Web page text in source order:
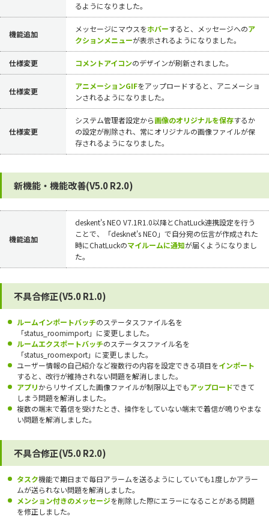
るようになりました。
機能追加
メッセージにマウスをホバーすると、メッセージへのア
クションメニューが表示されるようになりました。
仕様変更 コメントアイコンのデザインが刷新されました。
仕様変更
アニメーションGIFをアップロードすると、アニメーショ
ンされるようになりました。
仕様変更
システム管理者設定から画像のオリジナルを保存するか
の設定が削除され、常にオリジナルの画像ファイルが保
存されるようになりました。
新機能・機能改善(V5.0 R2.0)
機能追加
deskent's NEO V7.1R1.0以降とChatLuck連携設定を行う
ことで、「desknet's NEO」で自分宛の伝言が作成された
時にChatLuckのマイルームに通知が届くようになりまし
た。
不具合修正(V5.0 R1.0)
ルームインポートバッチのステータスファイル名を
「status_roomimport」に変更しました。
ルームエクスポートバッチのステータスファイル名を
「status_roomexport」に変更しました。
ユーザー情報の自己紹介など複数行の内容を設定できる項目をインポート
すると、改行が維持されない問題を解消しました。
アプリからリサイズした画像ファイルが制限以上でもアップロードできて
しまう問題を解消しました。
複数の端末で着信を受けたとき、操作をしていない端末で着信が鳴りやまな
い問題を解消しました。
不具合修正(V5.0 R2.0)
タスク機能で期日まで毎日アラームを送るようにしていても1度しかアラー
ムが送られない問題を解消しました。
メンション付きのメッセージを削除した際にエラーになることがある問題
を修正しました。